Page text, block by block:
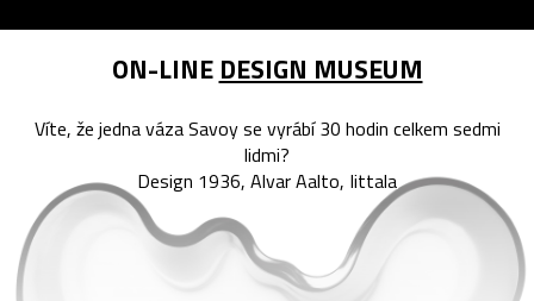
ON-LINE DESIGN MUSEUM
Víte, že jedna váza Savoy se vyrábí 30 hodin celkem sedmi
lidmi?
Design 1936, Alvar Aalto, Iittala